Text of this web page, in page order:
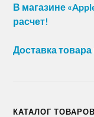
В магазине
расчет!
Доставка
КАТАЛОГ ТОВАРОВ